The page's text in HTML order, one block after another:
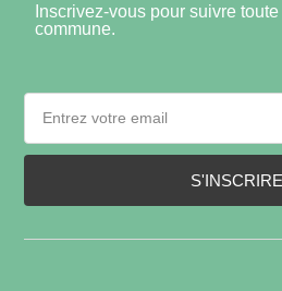
Inscrivez-vous pour suivre
commune.
S'INSCRIRE